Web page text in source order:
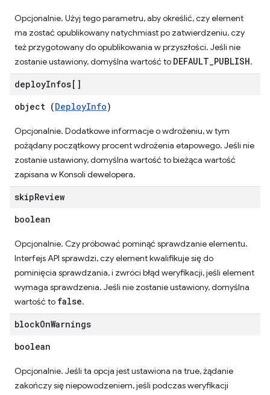
Opcjonalnie. Użyj tego parametru, aby określić, czy element
ma zostać opublikowany natychmiast po zatwierdzeniu, czy
też przygotowany do opublikowania w przyszłości. Jeśli nie
zostanie ustawiony, domyślna wartość to DEFAULT_PUBLISH.
deployInfos[]
object (DeployInfo)
Opcjonalnie. Dodatkowe informacje o wdrożeniu, w tym
pożądany początkowy procent wdrożenia etapowego. Jeśli nie
zostanie ustawiony, domyślna wartość to bieżąca wartość
zapisana w Konsoli dewelopera.
skipReview
boolean
Opcjonalnie. Czy próbować pominąć sprawdzanie elementu.
Interfejs API sprawdzi, czy element kwalifikuje się do
pominięcia sprawdzania, i zwróci błąd weryfikacji, jeśli element
wymaga sprawdzenia. Jeśli nie zostanie ustawiony, domyślna
wartość to false.
blockOnWarnings
boolean
Opcjonalnie. Jeśli ta opcja jest ustawiona na true, żądanie
zakończy się niepowodzeniem, jeśli podczas weryfikacji